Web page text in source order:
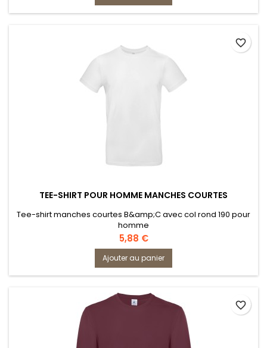
TEE-SHIRT POUR HOMME MANCHES COURTES
Tee-shirt manches courtes B&amp;C avec col rond 190 pour
homme
Prix
5,88 €
Ajouter au panier
favorite_border
favorite_border